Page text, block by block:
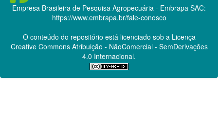
Empresa Brasileira de Pesquisa Agropecuária - Embrapa SAC:
https://www.embrapa.br/fale-conosco
O conteúdo do repositório está licenciado sob a Licença
Creative CommonsAtribuição - NãoComercial - SemDerivações
4.0 Internacional.